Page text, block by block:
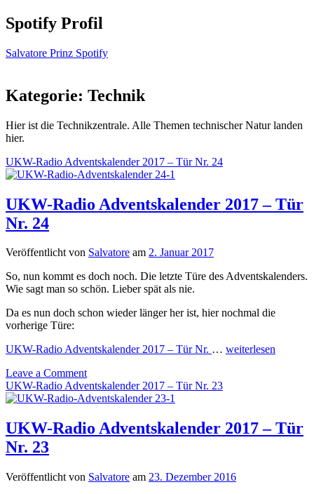
Spotify Profil
Salvatore Prinz Spotify
Kategorie: Technik
Hier ist die Technikzentrale. Alle Themen technischer Natur landen
hier.
UKW-Radio Adventskalender 2017 – Tür Nr. 24
UKW-Radio Adventskalender 2017 – Tür
Nr. 24
Veröffentlicht von Salvatore am 2. Januar 2017
So, nun kommt es doch noch. Die letzte Türe des Adventskalenders.
Wie sagt man so schön. Lieber spät als nie.
Da es nun doch schon wieder länger her ist, hier nochmal die
vorherige Türe:
UKW-Radio Adventskalender 2017 – Tür Nr. … weiterlesen
Leave a Comment
UKW-Radio Adventskalender 2017 – Tür Nr. 23
UKW-Radio Adventskalender 2017 – Tür
Nr. 23
Veröffentlicht von Salvatore am 23. Dezember 2016